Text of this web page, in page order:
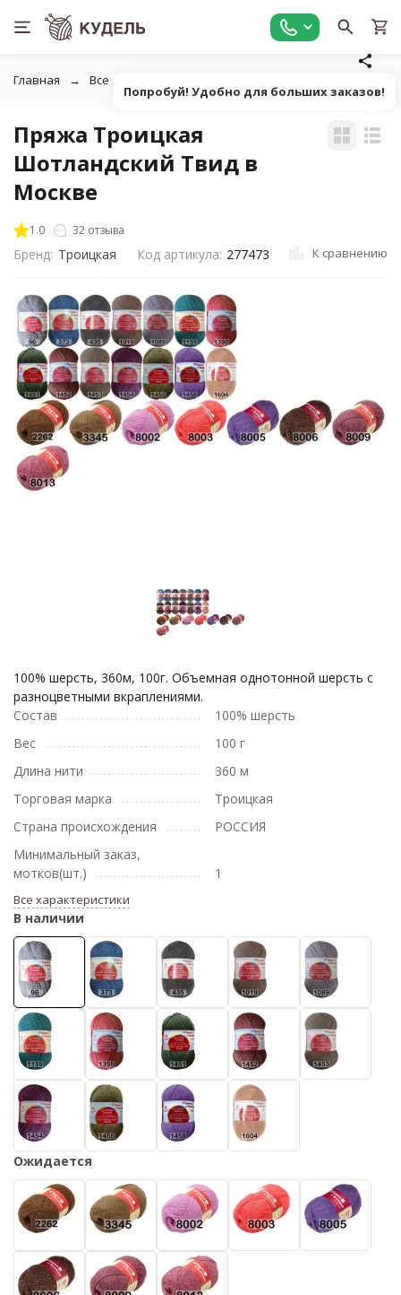
Главная Все для вязания
Пряжа Троицкая
Шотландский Твид в
Москве
1.0 32 отзыва
Бренд: Троицкая Код артикула: 277473 К сравнению
100% шерсть, 360м, 100г. Объемная однотонной шерсть с
разноцветными вкраплениями.
Состав
100% шерсть
Вес
100 г
Длина нити
360 м
Торговая марка
Троицкая
Страна происхождения
РОССИЯ
Минимальный заказ,
мотков(шт.)
1
Все характеристики
В наличии
Ожидается
Попробуй! Удобно для больших заказов!